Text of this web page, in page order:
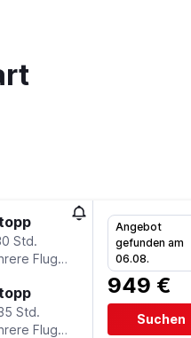
Std.
Fluglinien
Std.
Fluglinien
Angebot
gefunden am
06.08.
949 €
Suchen